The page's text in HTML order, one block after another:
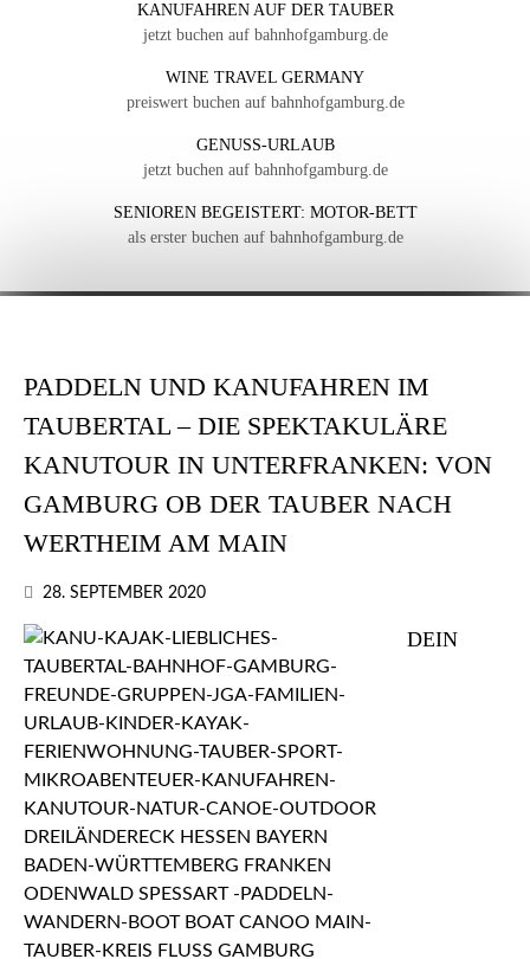
KANUFAHREN AUF DER TAUBER
jetzt buchen auf bahnhofgamburg.de
WINE TRAVEL GERMANY
preiswert buchen auf bahnhofgamburg.de
GENUSS-URLAUB
jetzt buchen auf bahnhofgamburg.de
SENIOREN BEGEISTERT: MOTOR-BETT
als erster buchen auf bahnhofgamburg.de
PADDELN UND KANUFAHREN IM
TAUBERTAL – DIE SPEKTAKULÄRE
KANUTOUR IN UNTERFRANKEN: VON
GAMBURG OB DER TAUBER NACH
WERTHEIM AM MAIN
28. SEPTEMBER 2020
DEIN